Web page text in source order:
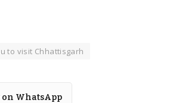
to visit Chhattisgarh
WhatsApp